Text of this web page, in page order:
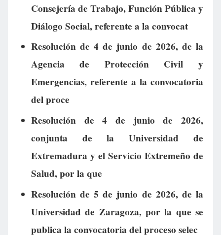
Consejería de Trabajo, Función Pública y
Diálogo Social, referente a la convocat
Resolución de 4 de junio de 2026, de la
Agencia de Protección Civil y
Emergencias, referente a la convocatoria
del proce
Resolución de 4 de junio de 2026,
conjunta de la Universidad de
Extremadura y el Servicio Extremeño de
Salud, por la que
Resolución de 5 de junio de 2026, de la
Universidad de Zaragoza, por la que se
publica la convocatoria del proceso selec